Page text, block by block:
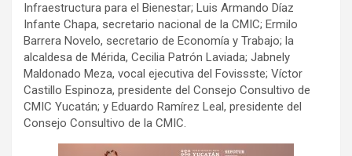
Infraestructura para el Bienestar; Luis Armando Díaz
Infante Chapa, secretario nacional de la CMIC; Ermilo
Barrera Novelo, secretario de Economía y Trabajo; la
alcaldesa de Mérida, Cecilia Patrón Laviada; Jabnely
Maldonado Meza, vocal ejecutiva del Fovissste; Víctor
Castillo Espinoza, presidente del Consejo Consultivo de
CMIC Yucatán; y Eduardo Ramírez Leal, presidente del
Consejo Consultivo de la CMIC.